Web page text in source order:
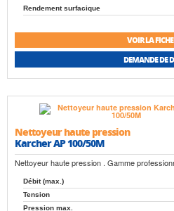
Rendement surfacique
VOIR LA FICHE
DEMANDE DE
Nettoyeur haute pression
Karcher AP 100/50M
Nettoyeur haute pression . Gamme
Débit (max.)
Tension
Pression max.